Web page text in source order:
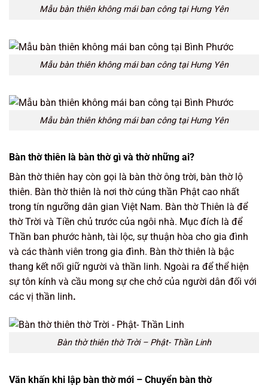
Mẫu bàn thiên không mái ban công tại Hưng Yên
Mẫu bàn thiên không mái ban công tại Hưng Yên
Mẫu bàn thiên không mái ban công tại Hưng Yên
Bàn thờ thiên là bàn thờ gì và thờ những ai?
Bàn thờ thiên hay còn gọi là bàn thờ ông trời, bàn thờ lộ
thiên. Bàn thờ thiên là nơi thờ cúng thần Phật cao nhất
trong tín ngưỡng dân gian Việt Nam. Bàn thờ Thiên là để
thờ Trời và Tiền chủ trước của ngôi nhà. Mục đích là để
Thần ban phước hành, tài lộc, sự thuận hòa cho gia đình
và các thành viên trong gia đình. Bàn thờ thiên là bậc
thang kết nối giữ người và thần linh. Ngoài ra để thể hiện
sự tôn kính và cầu mong sự che chở của người dân đối với
các vị thần linh.
Bàn thờ thiên thờ Trời – Phật- Thần Linh
Văn khấn khi lập bàn thờ mới – Chuyển bàn thờ